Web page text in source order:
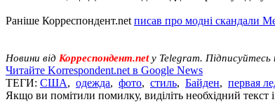
Раніше Корреспондент.net писав про модні скандали
Новини від Корреспондент.netу Telegram. Підписуйтесь
Читайте Korrespondent.net в Google News
ТЕГИ: США, одежда, фото, стиль, Байден, первая
Якщо ви помітили помилку, виділіть необхідний